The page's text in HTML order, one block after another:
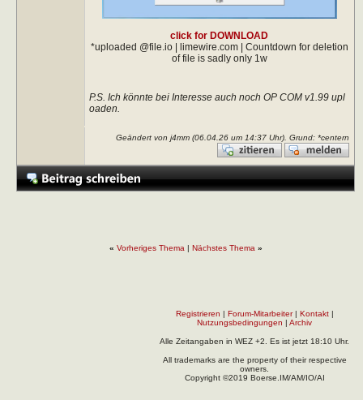
click for DOWNLOAD
*uploaded @file.io | limewire.com | Countdown for deletion
of file is sadly only 1w
P.S. Ich könnte bei Interesse auch noch OP COM v1.99 upl
oaden.
Geändert von j4mm (06.04.26 um 14:37Uhr). Grund: *centern
« Vorheriges Thema | Nächstes Thema »
Registrieren | Forum-Mitarbeiter| Kontakt|
Nutzungsbedingungen | Archiv
Alle Zeitangaben in WEZ +2. Es ist jetzt 18:10 Uhr.
All trademarks are the property of their respective
owners.
Copyright ©2019 Boerse.IM/AM/IO/AI